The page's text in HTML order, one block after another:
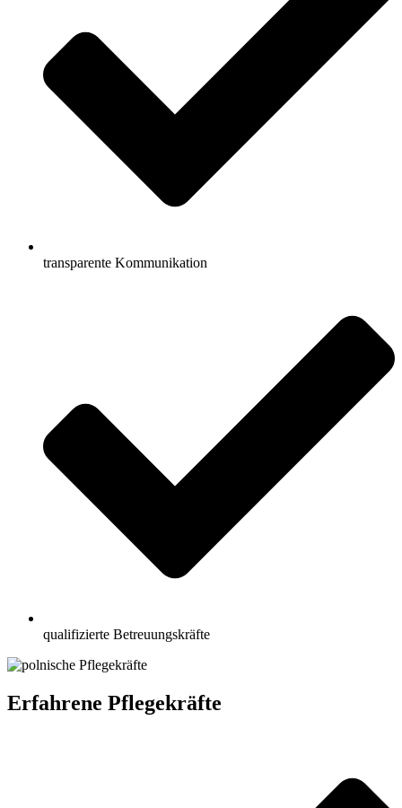
transparente Kommunikation
qualifizierte Betreuungskräfte
Erfahrene Pflegekräfte